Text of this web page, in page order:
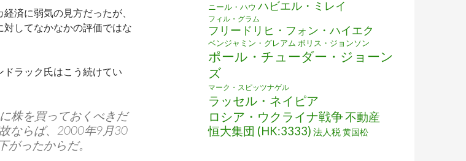
済に弱気の見方だったが、
してなかなかの評価ではな
ドラック氏はこう続けてい
株を買っておくべきだ
ならば、2000年9月30
がったからだ。
ニール・ハウ ハビエル・ミレイ
フィル・グラム
フリードリヒ・フォン・ハイエク
ベンジャミン・グレアム ボリス・ジョンソン
ポール・チューダー・ジョーン
ズ
マーク・スピッツナゲル
ラッセル・ネイピア
ロシア・ウクライナ戦争不動産
恒大集団 (HK:3333) 法人税黄国松